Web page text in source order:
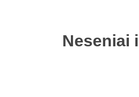
Neseniai